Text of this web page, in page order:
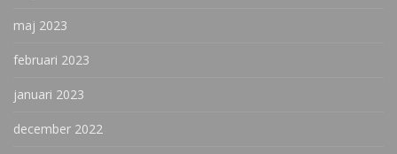
maj 2023
februari 2023
januari 2023
december 2022